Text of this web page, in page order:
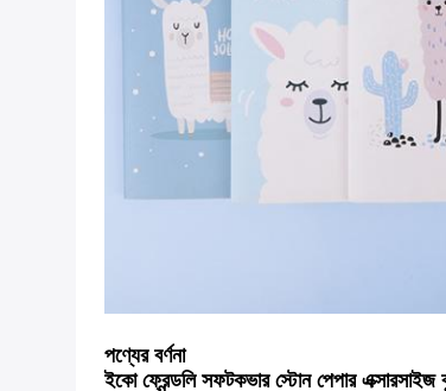
পণ্যের বর্ণনা
ইকো ফ্রেন্ডলি সফটকভার স্টোন পেপার এক্সারসাইজ